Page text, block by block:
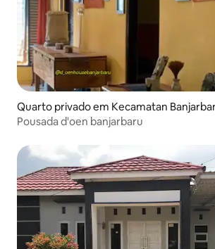
Quarto privado em Kecamatan
Pousada d'oen banjarbaru